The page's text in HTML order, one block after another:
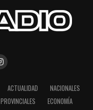
ACTUALIDAD
NACIONALES
PROVINCIALES
ECONOMÍA